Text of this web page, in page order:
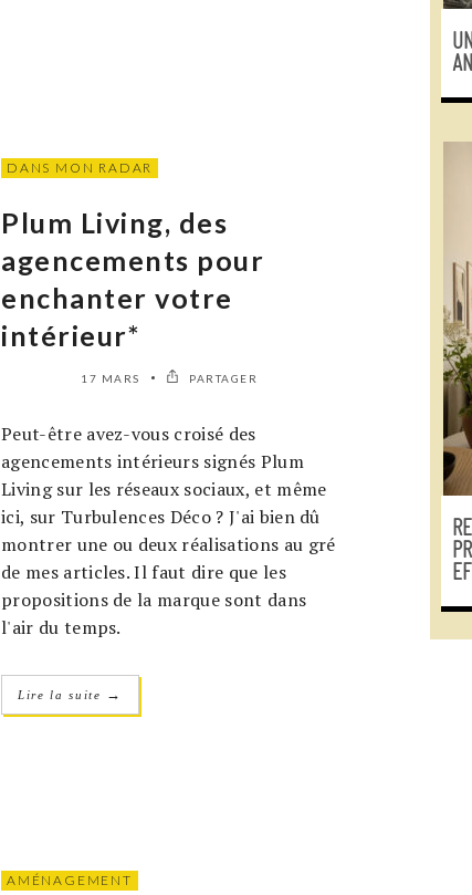
DANS MON RADAR
Plum Living, des
agencements pour
enchanter votre
intérieur*
17 MARS PARTAGER
Peut-être avez-vous croisé des
agencements intérieurs signés Plum
Living sur les réseaux sociaux, et même
ici, sur Turbulences Déco ? J'ai bien dû
montrer une ou deux réalisations au gré
de mes articles. Il faut dire que les
propositions de la marque sont dans
l'air du temps.
Lire la suite →
AMÉNAGEMENT